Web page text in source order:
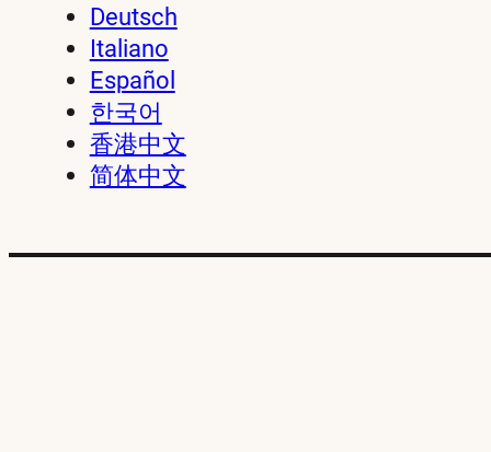
Deutsch
Italiano
Español
한국어
香港中文
简体中文